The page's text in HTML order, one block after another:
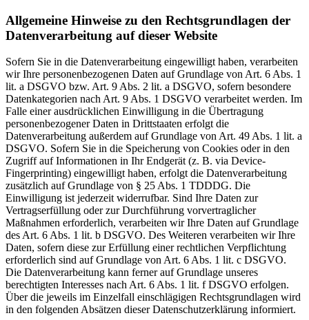
Allgemeine Hinweise zu den Rechtsgrundlagen der
Datenverarbeitung auf dieser Website
Sofern Sie in die Datenverarbeitung eingewilligt haben, verarbeiten
wir Ihre personenbezogenen Daten auf Grundlage von Art. 6 Abs. 1
lit. a DSGVO bzw. Art. 9 Abs. 2 lit. a DSGVO, sofern besondere
Datenkategorien nach Art. 9 Abs. 1 DSGVO verarbeitet werden. Im
Falle einer ausdrücklichen Einwilligung in die Übertragung
personenbezogener Daten in Drittstaaten erfolgt die
Datenverarbeitung außerdem auf Grundlage von Art. 49 Abs. 1 lit. a
DSGVO. Sofern Sie in die Speicherung von Cookies oder in den
Zugriff auf Informationen in Ihr Endgerät (z. B. via Device-
Fingerprinting) eingewilligt haben, erfolgt die Datenverarbeitung
zusätzlich auf Grundlage von § 25 Abs. 1 TDDDG. Die
Einwilligung ist jederzeit widerrufbar. Sind Ihre Daten zur
Vertragserfüllung oder zur Durchführung vorvertraglicher
Maßnahmen erforderlich, verarbeiten wir Ihre Daten auf Grundlage
des Art. 6 Abs. 1 lit. b DSGVO. Des Weiteren verarbeiten wir Ihre
Daten, sofern diese zur Erfüllung einer rechtlichen Verpflichtung
erforderlich sind auf Grundlage von Art. 6 Abs. 1 lit. c DSGVO.
Die Datenverarbeitung kann ferner auf Grundlage unseres
berechtigten Interesses nach Art. 6 Abs. 1 lit. f DSGVO erfolgen.
Über die jeweils im Einzelfall einschlägigen Rechtsgrundlagen wird
in den folgenden Absätzen dieser Datenschutzerklärung informiert.